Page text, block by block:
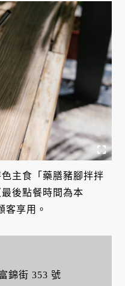
主食「藥膳豬腳拌拌
後點餐時間為本
客享用。
錦街 353 號